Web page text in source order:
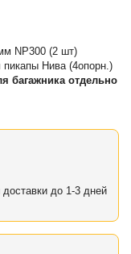
NP300 (2 шт)
Нива (4опорн.)
багажника отдельно
до 1-3 дней